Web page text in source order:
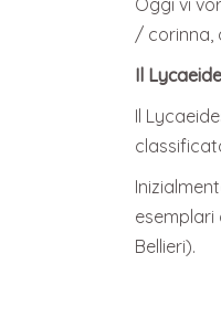
Oggi vi
/ corinna,
Il
Il
esemplari
Bellieri).